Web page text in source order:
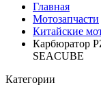
Главная
Мотозапчасти
Китайские
Карбюратор
SEACUBE
Категории